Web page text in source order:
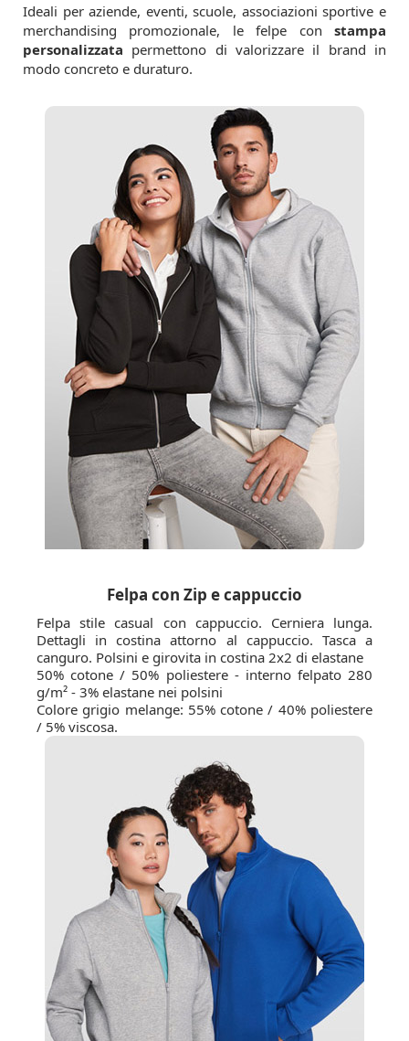
Ideali per aziende, eventi, scuole, associazioni sportive e
merchandising promozionale, le felpe con stampa
personalizzata permettono di valorizzare il brand in
modo concreto e duraturo.
Felpa con Zip e cappuccio
Felpa stile casual con cappuccio. Cerniera lunga.
Dettagli in costina attorno al cappuccio. Tasca a
canguro. Polsini e girovita in costina 2x2 di elastane
50% cotone / 50% poliestere - interno felpato 280
g/m² - 3% elastane nei polsini
Colore grigio melange: 55% cotone / 40% poliestere
/ 5% viscosa.